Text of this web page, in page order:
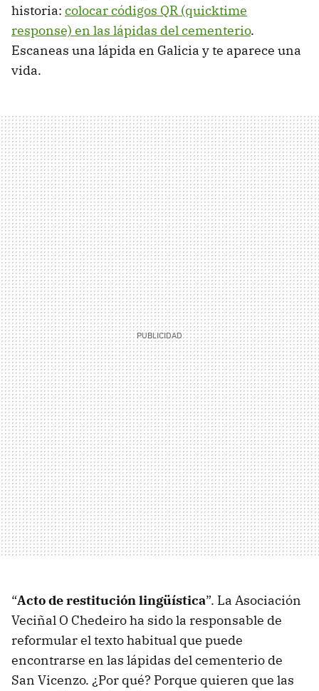
historia: colocar códigos QR (quicktime
response) en las lápidas del cementerio.
Escaneas una lápida en Galicia y te aparece una
vida.
“Acto de restitución lingüística”. La Asociación
Veciñal O Chedeiro ha sido la responsable de
reformular el texto habitual que puede
encontrarse en las lápidas del cementerio de
San Vicenzo. ¿Por qué? Porque quieren que las